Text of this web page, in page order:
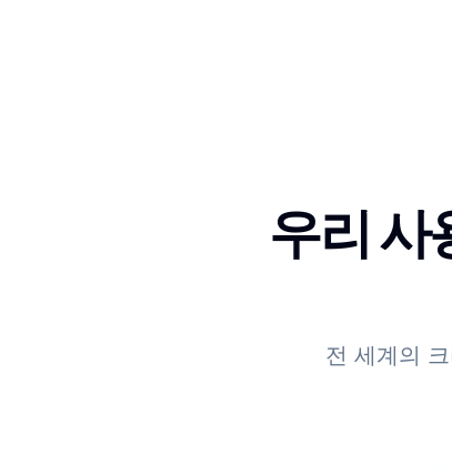
우리
전 세계의